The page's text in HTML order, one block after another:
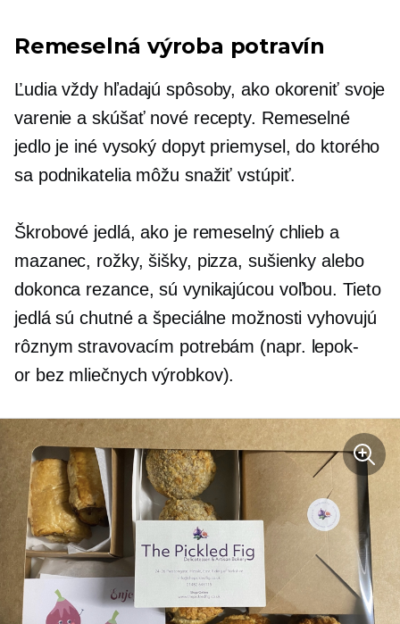
Remeselná výroba potravín
Ľudia vždy hľadajú spôsoby, ako okoreniť svoje
varenie a skúšať nové recepty. Remeselné
jedlo je iné vysoký dopytpriemysel, do ktorého
sa podnikatelia môžu snažiť vstúpiť.
Škrobové jedlá, ako je remeselný chlieb a
mazanec, rožky, šišky, pizza, sušienky alebo
dokonca rezance, sú vynikajúcou voľbou. Tieto
jedlá sú chutné a špeciálne možnosti vyhovujú
rôznym stravovacím potrebám (napr. lepok-
or bez mliečnych výrobkov).